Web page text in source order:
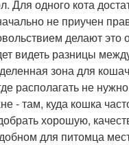
Для одного кота
не приучен
делают это
видеть разницы
зона для
располагать не
- там, куда кошка
хорошую,
для питомца